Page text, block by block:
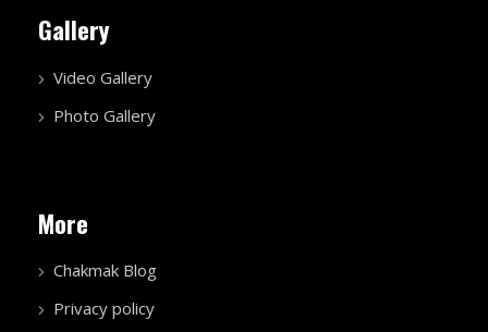
Gallery
Video Gallery
Photo Gallery
More
Chakmak Blog
Privacy policy